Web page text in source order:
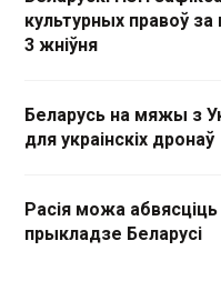
культурных правоў за
3 жніўня
Беларусь на мяжы з
для украінскіх дронаў
Расія можа
прыкладзе Беларусі